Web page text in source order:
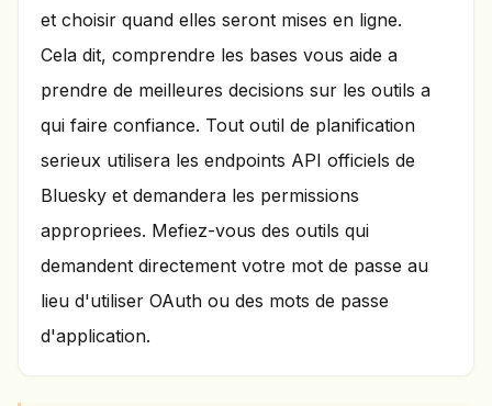
et choisir quand elles seront mises en ligne.
Cela dit, comprendre les bases vous aide a
prendre de meilleures decisions sur les outils a
qui faire confiance. Tout outil de planification
serieux utilisera les endpoints API officiels de
Bluesky et demandera les permissions
appropriees. Mefiez-vous des outils qui
demandent directement votre mot de passe au
lieu d'utiliser OAuth ou des mots de passe
d'application.